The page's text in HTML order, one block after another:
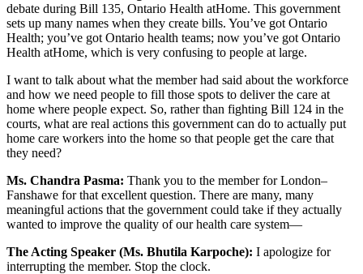
debate during Bill 135, Ontario Health atHome. This government
sets up many names when they create bills. You’ve got Ontario
Health; you’ve got Ontario health teams; now you’ve got Ontario
Health atHome, which is very confusing to people at large.
I want to talk about what the member had said about the workforce
and how we need people to fill those spots to deliver the care at
home where people expect. So, rather than fighting Bill 124 in the
courts, what are real actions this government can do to actually put
home care workers into the home so that people get the care that
they need?
Ms. Chandra Pasma: Thank you to the member for London–
Fanshawe for that excellent question. There are many, many
meaningful actions that the government could take if they actually
wanted to improve the quality of our health care system—
The Acting Speaker (Ms. Bhutila Karpoche): I apologize for
interrupting the member. Stop the clock.